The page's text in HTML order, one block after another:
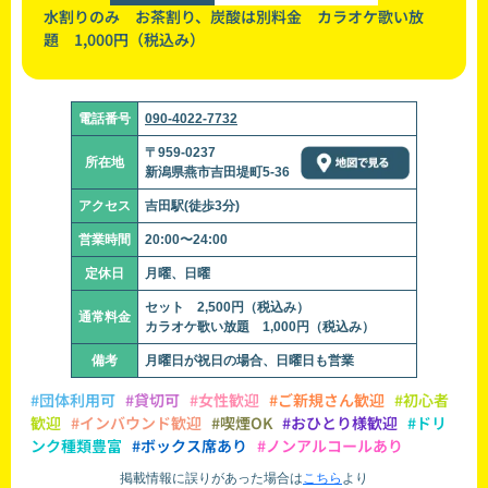
水割りのみ お茶割り、炭酸は別料金 カラオケ歌い放
題 1,000円（税込み）
電話番号 090-4022-7732
所在地
〒959-0237
新潟県燕市吉田堤町5-36
アクセス 吉田駅(徒歩3分)
営業時間 20:00〜24:00
定休日 月曜、日曜
通常料金
セット 2,500円（税込み）
カラオケ歌い放題 1,000円（税込み）
備考 月曜日が祝日の場合、日曜日も営業
#団体利用可 #貸切可 #女性歓迎 #ご新規さん歓迎 #初心者
歓迎 #インバウンド歓迎 #喫煙OK #おひとり様歓迎 #ドリ
ンク種類豊富 #ボックス席あり #ノンアルコールあり
掲載情報に誤りがあった場合はこちら より